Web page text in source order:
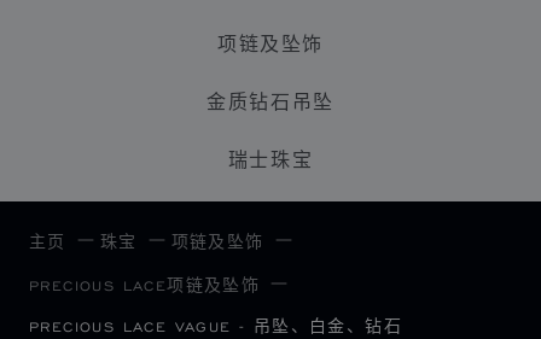
项链及坠饰
金质钻石吊坠
瑞士珠宝
主页 珠宝 项链及坠饰
PRECIOUS LACE项链及坠饰
PRECIOUS LACE VAGUE - 吊坠、白金、钻石